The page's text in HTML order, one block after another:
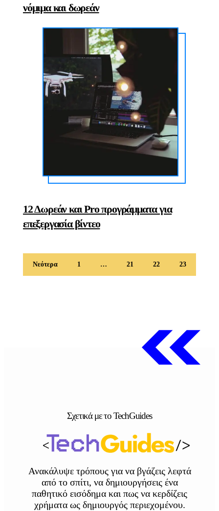
νόμιμα και δωρεάν
12 Δωρεάν και Pro προγράμματα για
επεξεργασία βίντεο
Νεότερα 1 … 21 22 23
Σχετικά με το TechGuides
Ανακάλυψε τρόπους για να βγάζεις λεφτά
από το σπίτι, να δημιουργήσεις ένα
παθητικό εισόδημα και πως να κερδίζεις
χρήματα ως δημιουργός περιεχομένου.